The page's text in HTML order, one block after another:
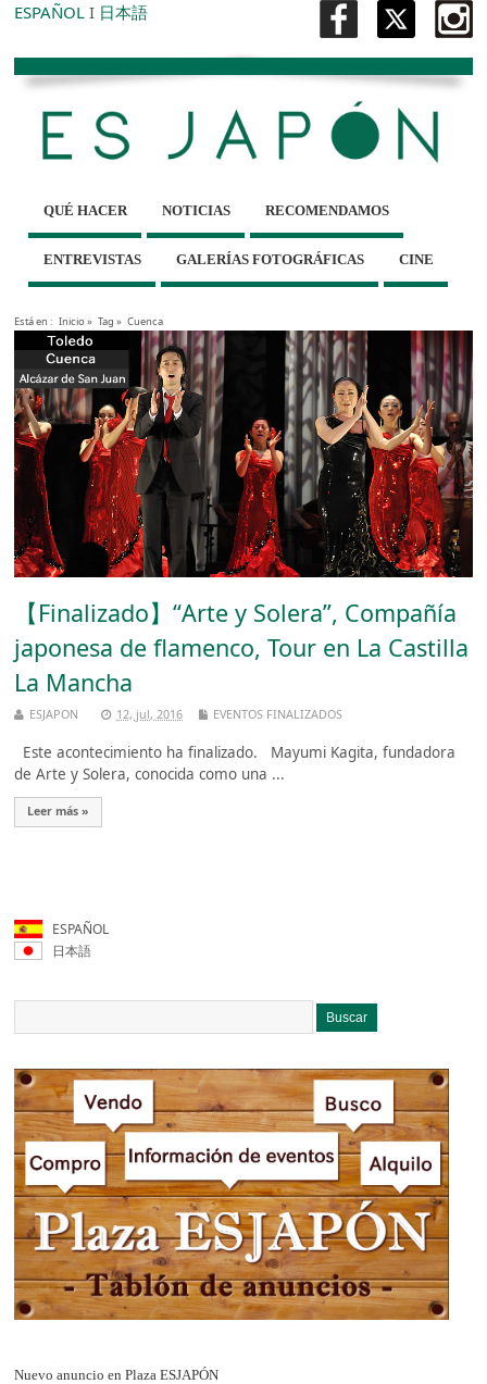
ESPAÑOL I 日本語
QUÉ HACER NOTICIAS RECOMENDAMOS
ENTREVISTAS GALERÍAS FOTOGRÁFICAS CINE
Está en : Inicio» Tag » Cuenca
【Finalizado】“Arte y Solera”, Compañía
japonesa de flamenco, Tour en La Castilla
La Mancha
ESJAPON 12, jul, 2016 EVENTOS FINALIZADOS
Este acontecimiento ha finalizado. Mayumi Kagita, fundadora
de Arte y Solera, conocida como una ...
Leer más »
ESPAÑOL
日本語
Nuevo anuncio en Plaza ESJAPÓN